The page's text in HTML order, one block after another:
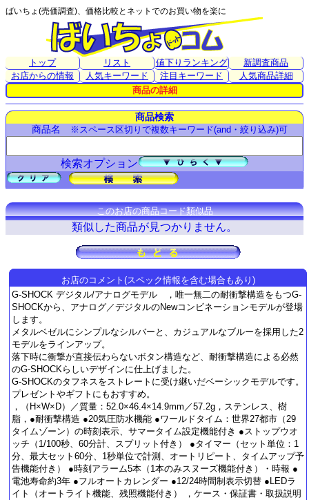
ばいちょ(売価調査)、価格比較とネットでのお買い物を楽に
トップ リスト 値下りランキング
新調査商品
お店からの情報
人気キーワード 注目キーワード
人気商品詳細
商品の詳細
お店のコメント(スペック情報を含む場合もあり)
G-SHOCK デジタル/アナログモデル ，唯一無二の耐衝撃構造をもつG-
SHOCKから、アナログ／デジタルのNewコンビネーションモデルが登場
します。
メタルベゼルにシンプルなシルバーと、カジュアルなブルーを採用した2
モデルをラインアップ。
落下時に衝撃が直接伝わらないボタン構造など、耐衝撃構造による必然
のG-SHOCKらしいデザインに仕上げました。
G-SHOCKのタフネスをストレートに受け継いだベーシックモデルです。
プレゼントやギフトにもおすすめ。
，（H×W×D）／質量：52.0×46.4×14.9mm／57.2g，ステンレス、樹
脂，●耐衝撃構造 ●20気圧防水機能 ●ワールドタイム：世界27都市（29
タイムゾーン）の時刻表示、サマータイム設定機能付き ●ストップウオ
ッチ（1/100秒、60分計、スプリット付き） ●タイマー（セット単位：1
分、最大セット60分、1秒単位で計測、オートリピート、タイムアップ予
告機能付き） ●時刻アラーム5本（1本のみスヌーズ機能付き）・時報 ●
電池寿命約3年 ●フルオートカレンダー ●12/24時間制表示切替 ●LEDラ
イト（オートライト機能、残照機能付き） ，ケース・保証書・取扱説明
商品検索
商品名
※スペース区切りで複数キーワード(and・絞り込み)可
検索オプション
このお店の商品コード類似品
類似した商品が見つかりません。